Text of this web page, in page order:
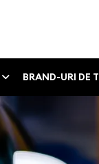
BRAND-URI DE